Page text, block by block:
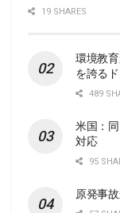
19 SHARES
環境教
を誇る
489
米国：
対応
95
原発事